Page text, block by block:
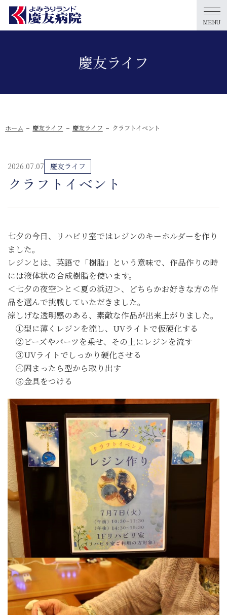
MENU
慶友ライフ
ホーム 慶友ライフ 慶友ライフ クラフトイベント
2026.07.07 慶友ライフ
クラフトイベント
七夕の今日、リハビリ室ではレジンのキーホルダーを作り
ました。
レジンとは、英語で「樹脂」という意味で、作品作りの時
には液体状の合成樹脂を使います。
＜七夕の夜空＞と＜夏の浜辺＞、どちらかお好きな方の作
品を選んで挑戦していただきました。
涼しげな透明感のある、素敵な作品が出来上がりました。
①型に薄くレジンを流し、UVライトで仮硬化する
②ビーズやパーツを乗せ、その上にレジンを流す
③UVライトでしっかり硬化させる
④固まったら型から取り出す
⑤金具をつける